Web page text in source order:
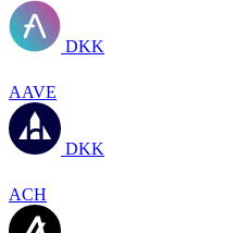
DKK
AAVE
DKK
ACH